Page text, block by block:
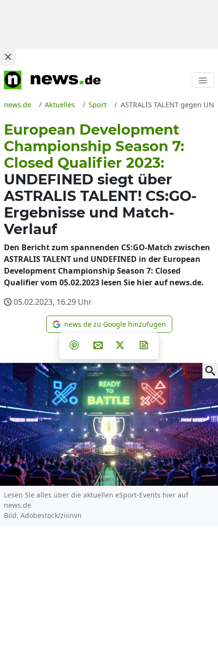
news.de Aktuelles Sport ASTRALIS TALENT gegen
European Development
Championship Season 7:
Closed Qualifier 2023:
UNDEFINED siegt über
ASTRALIS TALENT! CS:GO-
Ergebnisse und Match-
Verlauf
Den Bericht zum spannenden CS:GO-Match zwischen
ASTRALIS TALENT und UNDEFINED in der European
Development Championship Season 7: Closed
Qualifier vom 05.02.2023 lesen Sie hier auf news.de.
05.02.2023, 16.29 Uhr
news.de zu Google
news.de zu Google hinzufügen
Teilen auf Facebook
Teilen auf Whatsapp
Teilen auf Telegram
Teilen auf Pinterest
Per E-Mail teilen
Post auf X
Lesen Sie alles über die aktuellen eSport-Events hier auf
news.de
Bild: Adobestock/ziiinvn